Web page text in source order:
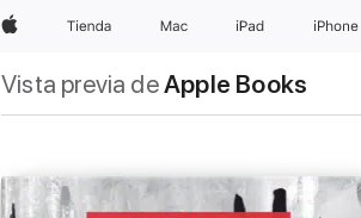
AppleTienda Mac iPad iPhone
Vista previa deApple Books